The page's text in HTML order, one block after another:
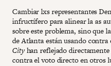
Cambiar lxs representantes
infructífero para alinear la as
sobre este problema, sino que
de Atlanta están usando
Cityhan reflejado
contra el voto directo en otros